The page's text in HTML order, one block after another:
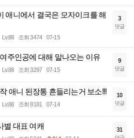
애니에서 결국은 모자이크를 해
Lv.88 조회 3474 07-15
3
댓글
주인공에 대해 말나오는 이유
Lv.88 조회 3297 07-15
9
댓글
애니 된장통 흔들리는거 보소!!!
Lv.88 조회 8181 07-14
10
댓글
별 대표 여캐 31